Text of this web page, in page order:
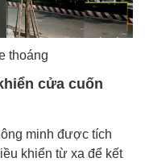
thoáng
cửa cuốn
minh được tích
khiển từ xa để kết